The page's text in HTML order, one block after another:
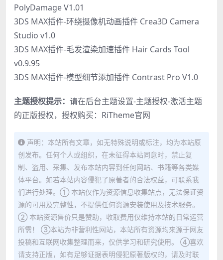
PolyDamage V1.01
3DS MAX插件-环绕摄像机动画插件 Crea3D Camera
Studio v1.0
3DS MAX插件-毛发渲染加速插件 Hair Cards Tool
v0.9.95
3DS MAX插件-模型细节添加插件 Contrast Pro V1.0
主题授权提示： 请在后台主题设置-主题授权-激活主题
的正版授权，授权购买： RiTheme官网
声明：本站所有文章，如无特殊说明或标注，均为本站原
创发布。任何个人或组织，在未征得本站同意时，禁止复
制、盗用、采集、发布本站内容到任何网站、书籍等各类媒
体平台。如若本站内容侵犯了原著者的合法权益，可联系我
们进行处理。① 本站仅作为资源信息收集站点，无法保证资
源的可用及完整性，不提供任何资源安装使用及技术服务。
② 本站资源售价只是赞助，收取费用仅维持本站的日常运营
所需！ ③本站为非营利性网站，本站所有资源均来源于网友
投稿和互联网收集整理而来，仅供学习和研究使用。 ④喜欢
请支持正版，如有足够证据表明侵犯原著版权的，请及时联